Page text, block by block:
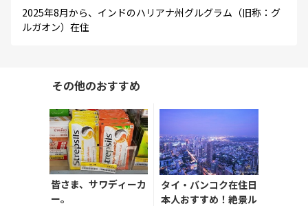
2025年8月から、インドのハリアナ州グルグラム（旧称：グ
ルガオン）在住
その他のおすすめ
皆さま、サワディーカ
ー。
タイ・バンコク在住日
本人おすすめ！絶景ル